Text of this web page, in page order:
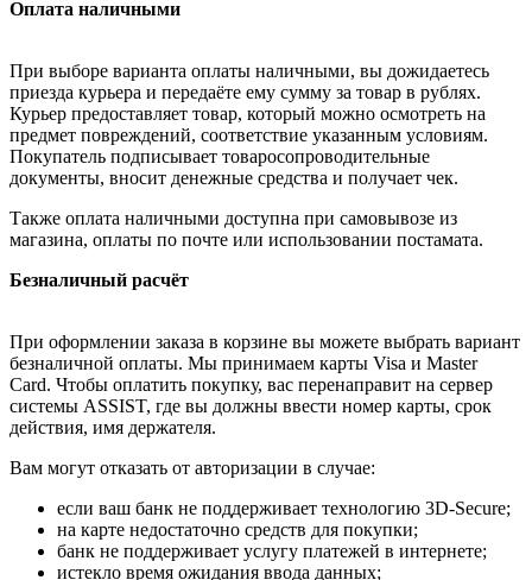
Оплата наличными
При выборе варианта оплаты наличными, вы дожидаетесь
приезда курьера и передаёте ему сумму за товар в рублях.
Курьер предоставляет товар, который можно осмотреть на
предмет повреждений, соответствие указанным условиям.
Покупатель подписывает товаросопроводительные
документы, вносит денежные средства и получает чек.
Также оплата наличными доступна при самовывозе из
магазина, оплаты по почте или использовании постамата.
Безналичный расчёт
При оформлении заказа в корзине вы можете выбрать вариант
безналичной оплаты. Мы принимаем карты Visa и Master
Card. Чтобы оплатить покупку, вас перенаправит на сервер
системы ASSIST, где вы должны ввести номер карты, срок
действия, имя держателя.
Вам могут отказать от авторизации в случае:
если ваш банк не поддерживает технологию 3D-Secure;
на карте недостаточно средств для покупки;
банк не поддерживает услугу платежей в интернете;
истекло время ожидания ввода данных;